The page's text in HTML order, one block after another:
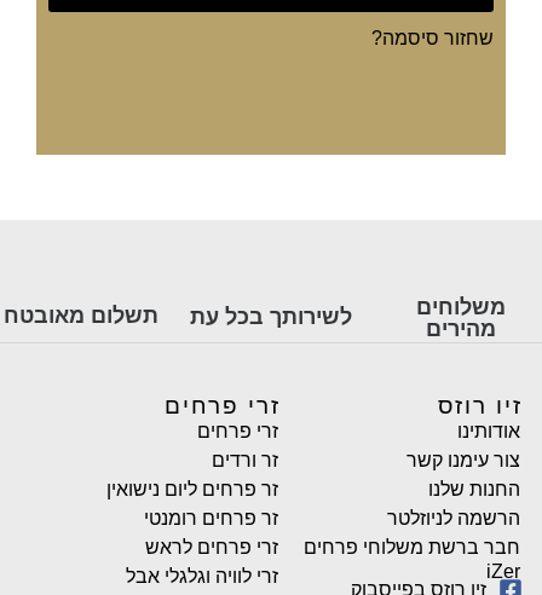
שחזור סיסמה?
משלוחים
מהירים
לשירותך בכל עת תשלום מאובטח
זיו רוזס
אודותינו
צור עימנו קשר
החנות שלנו
הרשמה לניוזלטר
חבר ברשת משלוחי פרחים
iZer
זיו רוזס בפייסבוק
זרי פרחים
זרי פרחים
זר ורדים
זר פרחים ליום נישואין
זר פרחים רומנטי
זרי פרחים לראש
זרי לוויה וגלגלי אבל